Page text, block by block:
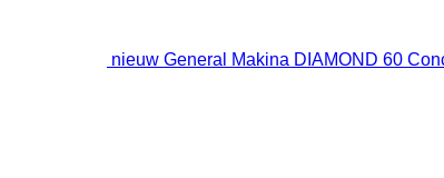
nieuw General Makina DIAMOND 60